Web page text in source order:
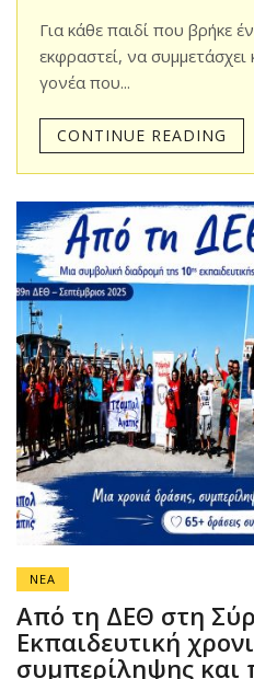
Για κάθε παιδί που βρήκε
εκφραστεί, να συμμετάσχει
γονέα που...
CONTINUE READING
ΝΕΑ
Από τη ΔΕΘ στη
Εκπαιδευτική
συμπερίληψης και